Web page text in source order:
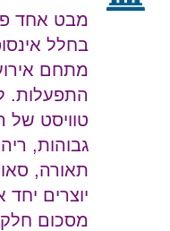
מבט אחד
מתחם
התפעלות.
טוויסט של
גבוהות,
תאורה,
יוצרים
מסכום